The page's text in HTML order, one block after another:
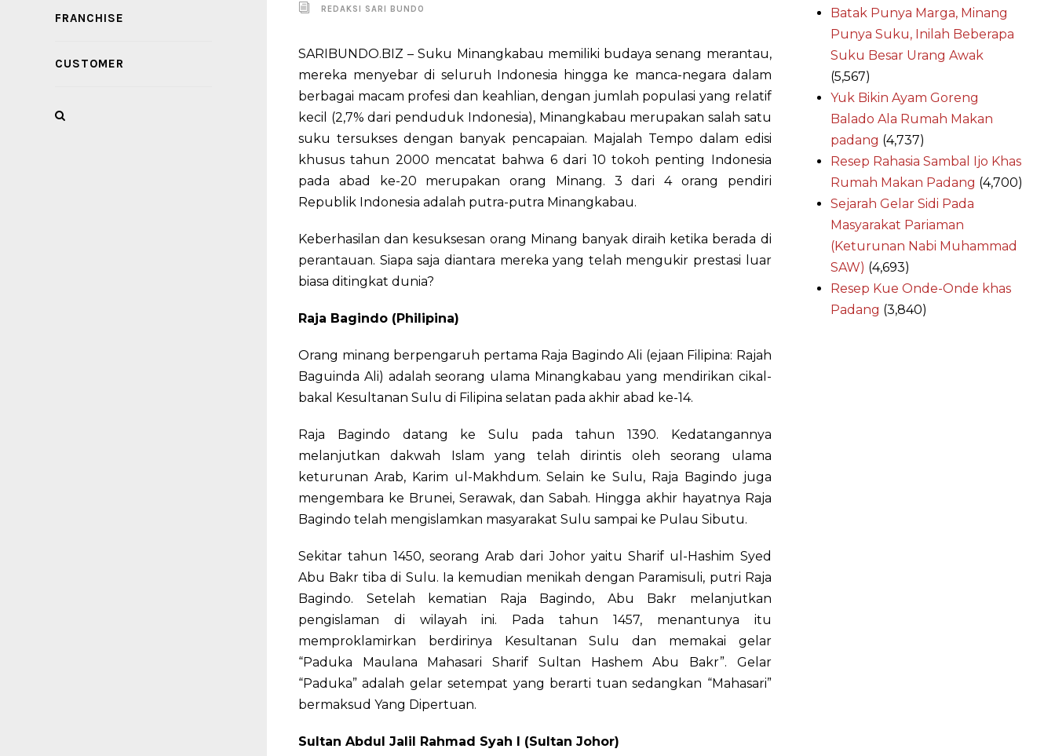
FRANCHISE
CUSTOMER
REDAKSI SARI BUNDO
SARIBUNDO.BIZ – Suku Minangkabau memiliki budaya senang merantau,
mereka menyebar di seluruh Indonesia hingga ke manca-negara dalam
berbagai macam profesi dan keahlian, dengan jumlah populasi yang relatif
kecil (2,7% dari penduduk Indonesia), Minangkabau merupakan salah satu
suku tersukses dengan banyak pencapaian. Majalah Tempo dalam edisi
khusus tahun 2000 mencatat bahwa 6 dari 10 tokoh penting Indonesia
pada abad ke-20 merupakan orang Minang. 3 dari 4 orang pendiri
Republik Indonesia adalah putra-putra Minangkabau.
Keberhasilan dan kesuksesan orang Minang banyak diraih ketika berada di
perantauan. Siapa saja diantara mereka yang telah mengukir prestasi luar
biasa ditingkat dunia?
Raja Bagindo (Philipina)
Orang minang berpengaruh pertama Raja Bagindo Ali (ejaan Filipina: Rajah
Baguinda Ali) adalah seorang ulama Minangkabau yang mendirikan cikal-
bakal Kesultanan Sulu di Filipina selatan pada akhir abad ke-14.
Raja Bagindo datang ke Sulu pada tahun 1390. Kedatangannya
melanjutkan dakwah Islam yang telah dirintis oleh seorang ulama
keturunan Arab, Karim ul-Makhdum. Selain ke Sulu, Raja Bagindo juga
mengembara ke Brunei, Serawak, dan Sabah. Hingga akhir hayatnya Raja
Bagindo telah mengislamkan masyarakat Sulu sampai ke Pulau Sibutu.
Sekitar tahun 1450, seorang Arab dari Johor yaitu Sharif ul-Hashim Syed
Abu Bakr tiba di Sulu. Ia kemudian menikah dengan Paramisuli, putri Raja
Bagindo. Setelah kematian Raja Bagindo, Abu Bakr melanjutkan
pengislaman di wilayah ini. Pada tahun 1457, menantunya itu
memproklamirkan berdirinya Kesultanan Sulu dan memakai gelar
“Paduka Maulana Mahasari Sharif Sultan Hashem Abu Bakr”. Gelar
“Paduka” adalah gelar setempat yang berarti tuan sedangkan “Mahasari”
bermaksud Yang Dipertuan.
Sultan Abdul Jalil Rahmad Syah I (Sultan Johor)
Batak Punya Marga, Minang
Punya Suku, Inilah Beberapa
Suku Besar Urang Awak
(5,567)
Yuk Bikin Ayam Goreng
Balado Ala Rumah Makan
padang (4,737)
Resep Rahasia Sambal Ijo Khas
Rumah Makan Padang (4,700)
Sejarah Gelar Sidi Pada
Masyarakat Pariaman
(Keturunan Nabi Muhammad
SAW) (4,693)
Resep Kue Onde-Onde khas
Padang (3,840)